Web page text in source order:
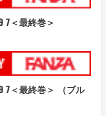
7＜最終巻＞
7＜最終巻＞ （ブル